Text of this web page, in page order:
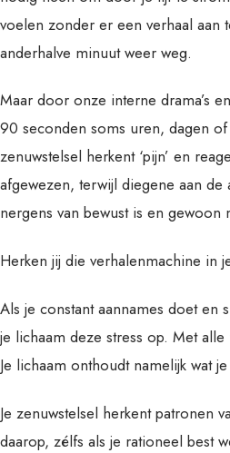
voelen zonder er een verhaal aan
anderhalve minuut weer weg.
Maar door onze interne drama’s
90 seconden soms uren, dagen of
zenuwstelsel herkent ‘pijn’ en
afgewezen, terwijl diegene aan de
nergens van bewust is en gewoon
Herken jij die verhalenmachine in
Als je constant aannames doet en
je lichaam deze stress op. Met alle
Je lichaam onthoudt namelijk wat
Je zenuwstelsel herkent patronen
daarop, zélfs als je rationeel best